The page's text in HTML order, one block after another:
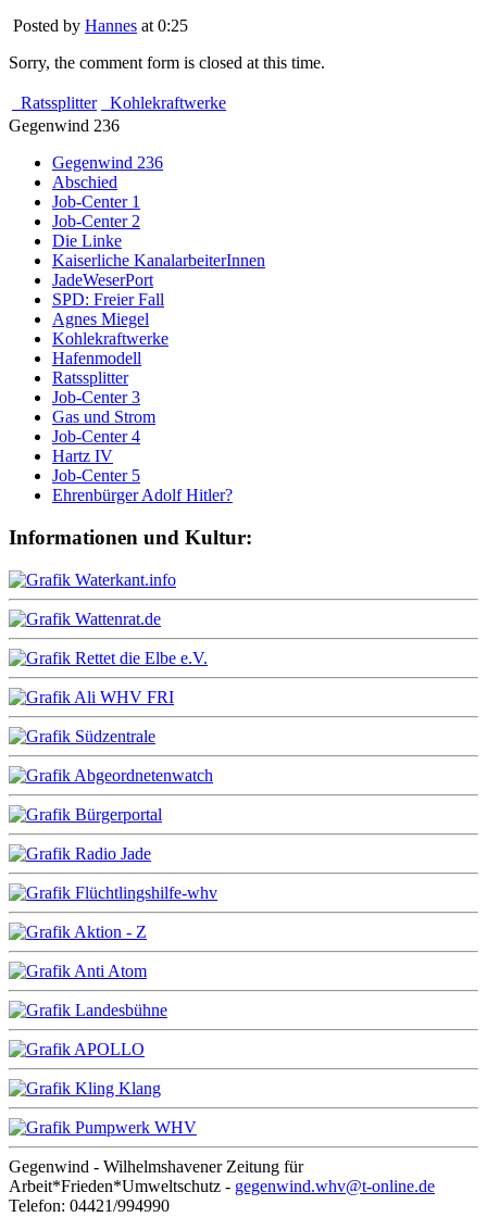
Posted by Hannes at 0:25
Sorry, the comment form is closed at this time.
Ratssplitter
Kohlekraftwerke
Gegenwind 236
Gegenwind 236
Abschied
Job-Center 1
Job-Center 2
Die Linke
Kaiserliche KanalarbeiterInnen
JadeWeserPort
SPD: Freier Fall
Agnes Miegel
Kohlekraftwerke
Hafenmodell
Ratssplitter
Job-Center 3
Gas und Strom
Job-Center 4
Hartz IV
Job-Center 5
Ehrenbürger Adolf Hitler?
Informationen und Kultur:
Gegenwind - Wilhelmshavener Zeitung für
Arbeit*Frieden*Umweltschutz - gegenwind.whv@t-online.de
Telefon: 04421/994990